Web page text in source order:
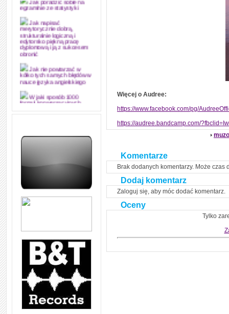
Jak poradzić sobie na
egzaminie ze statystyki
Jak napisać
merytorycznie dobrą,
strukturalnie logiczną i
edytorsko piękną pracę
dyplomową i ją z sukcesem
obronić
Jak nie powtarzać w
kółko tych samych błędów w
nauce języka angielskiego
W jaki sposób 1000
formuł konwersacyjnych
pozwoli Ci opanować język
Angielskie przyimki
zapamiętasz
zrozumiale wytłumaczył, na
czym polega mowa zależna
(reported speech) w języku
angielskim
dłużej!
Więcej o Audree:
https://www.facebook.com/pg/
https://audree.bandcamp.com/
Komentarze
Brak dodanych komentarzy. Może czas
Dodaj komentarz
Zaloguj się, aby móc dodać komentarz.
Oceny
Tylko